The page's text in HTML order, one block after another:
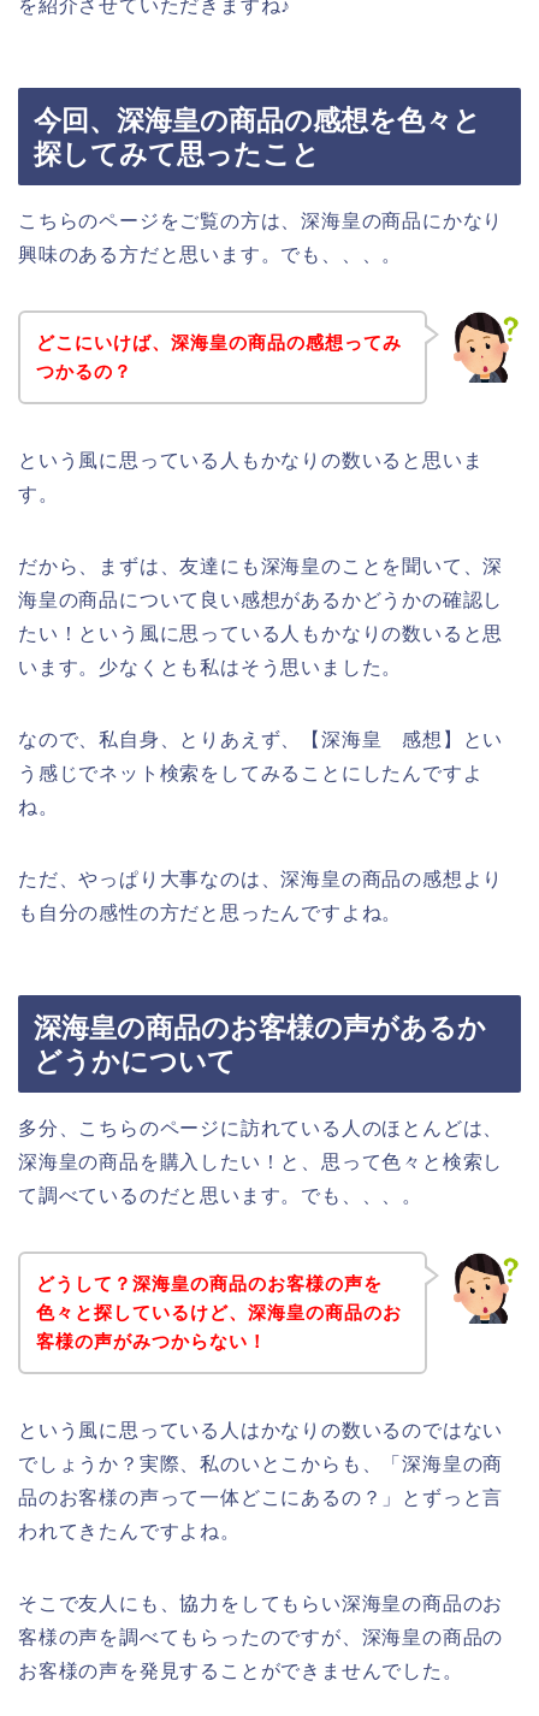
を紹介させていただきますね♪
今回、深海皇の商品の感想を色々と
探してみて思ったこと
こちらのページをご覧の方は、深海皇の商品にかなり
興味のある方だと思います。でも、、、。
どこにいけば、深海皇の商品の感想ってみ
つかるの？
という風に思っている人もかなりの数いると思いま
す。
だから、まずは、友達にも深海皇のことを聞いて、深
海皇の商品について良い感想があるかどうかの確認し
たい！という風に思っている人もかなりの数いると思
います。少なくとも私はそう思いました。
なので、私自身、とりあえず、【深海皇 感想】とい
う感じでネット検索をしてみることにしたんですよ
ね。
ただ、やっぱり大事なのは、深海皇の商品の感想より
も自分の感性の方だと思ったんですよね。
深海皇の商品のお客様の声があるか
どうかについて
多分、こちらのページに訪れている人のほとんどは、
深海皇の商品を購入したい！と、思って色々と検索し
て調べているのだと思います。でも、、、。
どうして？深海皇の商品のお客様の声を
色々と探しているけど、深海皇の商品のお
客様の声がみつからない！
という風に思っている人はかなりの数いるのではない
でしょうか？実際、私のいとこからも、「深海皇の商
品のお客様の声って一体どこにあるの？」とずっと言
われてきたんですよね。
そこで友人にも、協力をしてもらい深海皇の商品のお
客様の声を調べてもらったのですが、深海皇の商品の
お客様の声を発見することができませんでした。